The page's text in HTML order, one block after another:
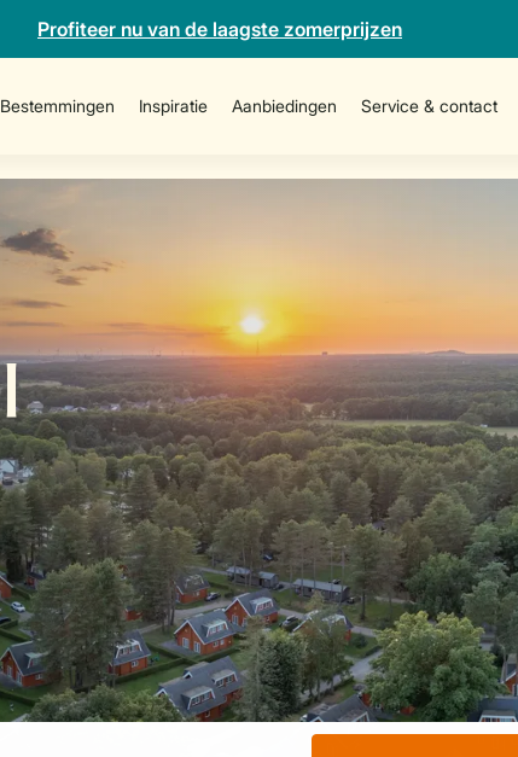
Profiteer nu van de laagste zomerprijzen
Bestemmingen Inspiratie Aanbiedingen Service & contact